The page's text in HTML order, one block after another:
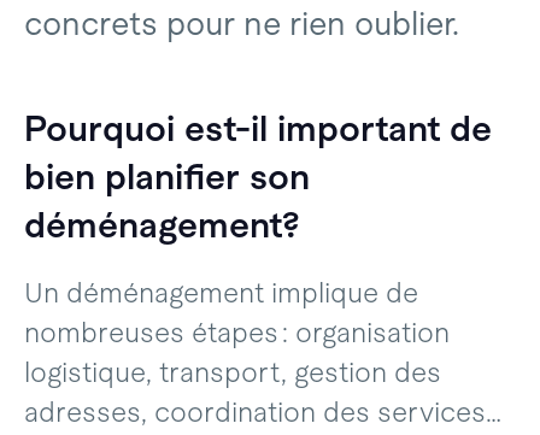
concrets pour ne rien oublier.
Pourquoi est-il important de
bien planifier son
déménagement?
Un déménagement implique de
nombreuses étapes : organisation
logistique, transport, gestion des
adresses, coordination des services…